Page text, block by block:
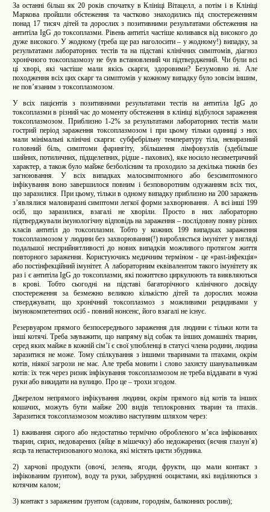
За останні більш як 20 років спочатку в Клініці Вітацелл, а потім і в Клініці
Маркова пройшли обстеження та частково знаходились під спостереженням
понад 17 тисяч дітей та дорослих з позитивними результатами обстеження на
антитіла IgG до токсоплазми. Рівень антитіл частіше коливався від високого до
дуже високого. У жодному (треба ще раз наголосити – у жодному!) випадку, за
результатами лабораторних тестів та на підставі клінічних симптомів, діагноз
хронічного токсоплазмозу не був встановлений чи підтверджений. Чи були всі
ці хворі, які частіше мали якісь скарги, здоровими? Безумовно ні. Але
походження всіх цих скарг та симптомів у кожному випадку було зовсім іншим,
не пов’язаним з токсоплазмозом.
У всіх пацієнтів з позитивними результатами тестів на антитіла IgG до
токсоплазми в різний час до моменту обстеження в клініці відбулося зараження
токсоплазмозом. Приблизно 1-2% за результатами лабораторних тестів мали
гострий період зараження токсоплазмозом і при цьому тільки одиниці з них
мали мінімальні клінічні скарги: субфебрільну температуру тіла, невиразний
головний біль, симптоми фарингіту, збільшення лімфовузлів (здебільше
шийних, потиличних, підщелепних, рідше - пахових), яке носило несиметричний
характер, а також було майжебезболісним та проходило за декілька тижнів без
загноювання . У всіх випадках малосимптомного або безсимптомного
інфікування воно завершилося повним і безповоротним одужанням всіх тих,
що заразилися. При цьому, тільки в одному випадку приблизно на 200 заражень
з’являлися маловиразні симптоми легкої форми захворювання.
А всі інші 199
осіб, що заразилися, взагалі не хворіли. Просто в них лабораторно
підтверджували імунологічну відповідь на зараження – послідовну появу різних
класів антитіл до токсоплазми. Тобто у кожних 199 випадках зараження
токсоплазмозом у людини без захворювання(!) виробляється імунітет у вигляді
подальшої несприйнятливості до нових випадків можливого протягом життя
повторного зараження. Користуючись медичним терміном - це «past-інфекція»
або постінфекційний імунітет. А лабораторним еквівалентом такого імунітету як
раз і є антитіла IgG до токсоплазми, які пожиттєво циркулюють та виявляються
в крові. Тобто сьогодні на підставі багаторічного клінічного досвіду
спостереження за безмежно великою кількістю дітей та дорослих можна
стверджувати, що хронічний токсоплазмоз з можливими рецидивами у
імунокомпетентних осіб - повний нонсенс, його взагалі не існує.
Резервуаром прямого безпосереднього зараження для людини є тільки коти та
інші котячі. Треба зауважити, що напряму від собак та інших домашніх тварин,
серед яких майже в кожній сім’ї є свої улюбленці в статусі члена родини, людина
заразитися не може. Тому спілкування з іншими тваринами та птахами, окрім
котів, ніякої загрози не має. Але треба мовити і слово захисту шанувальникам
котів: їх теж через ризик інфікування токсоплазмозом не треба віддавати в чужі
руки або викидати на вулицю. Про це – трохи згодом.
Джерелом непрямого інфікування людини, окрім прямого від котів та інших
кошачих, можуть бути майже 200 видів теплокровних тварин та птахів.
Заразитися токсоплазмозом можливо наступним шляхом через:
1) вживання сирого або недостатньо термічно обробленого м’яса інфікованих
тварин, сирих, недоварених (яйце в мішечку) або недожарених (яєчня глазун`я)
яєць та непастеризованого молока, які містять цисти збудника.
2) харчові продукти (овочі, зелень, ягоди, фрукти, що мали контакт з
інфікованим ґрунтом), воду та руки, забруднені ооцистами, які виділяються з
котячим калом;
3) контакт з зараженим ґрунтом (садовим, городнім, балконних рослин);